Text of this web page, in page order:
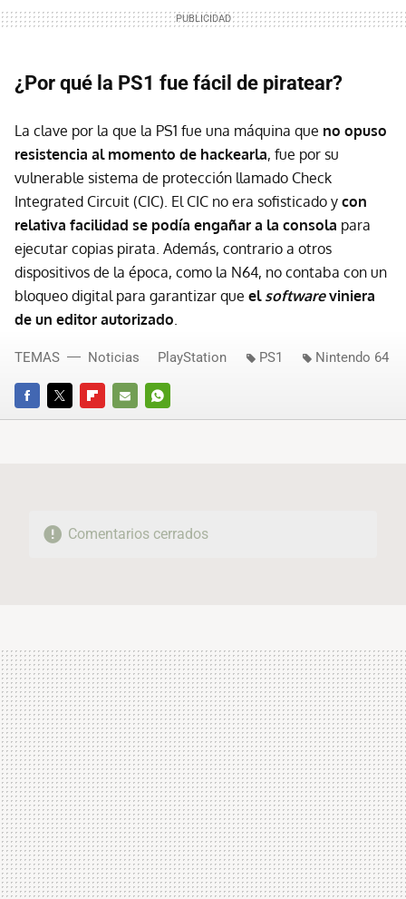
¿Por qué la PS1 fue fácil de piratear?
La clave por la que la PS1 fue una máquina que no opuso
resistencia al momento de hackearla, fue por su
vulnerable sistema de protección llamado Check
Integrated Circuit (CIC). El CIC no era sofisticado y con
relativa facilidad se podía engañar a la consola para
ejecutar copias pirata. Además, contrario a otros
dispositivos de la época, como la N64, no contaba con un
bloqueo digital para garantizar que el softwareviniera
de un editor autorizado
FACEBOOKTWITTERFLIPBOARD
E-
WHATSAPP
TEMAS Noticias PlayStation PS1 Nintendo 64
Comentarios cerrados